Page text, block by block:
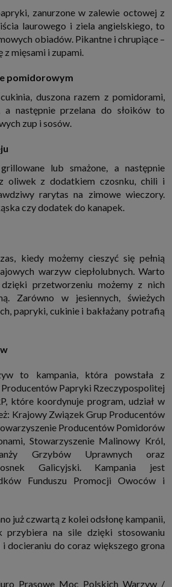
zanurzone w zalewie octowej z
laurowego i ziela angielskiego, to
obiadów. Pikantne i chrupiące –
z mięsami i zupami.
pomidorowym
duszona razem z pomidorami,
a następnie przelana do słoików to
zup i sosów.
grillowane lub smażone, a następnie
oliwek z dodatkiem czosnku, chili i
rarytas na zimowe wieczory.
czy dodatek do kanapek.
kiedy możemy cieszyć się pełnią
warzyw ciepłolubnych. Warto
przetworzeniu możemy z nich
Zarówno w jesiennych, świeżych
papryki, cukinie i bakłażany potrafią
to kampania, która powstała z
Papryki Rzeczypospolitej
które koordynuje program, udział w
Krajowy Związek Grup Producentów
Producentów Pomidorów
Stowarzyszenie Malinowy Król,
Grzybów Uprawnych oraz
Galicyjski. Kampania jest
Funduszu Promocji Owoców i
już czwartą z kolei odsłonę kampanii,
na sile dzięki stosowaniu
docieraniu do coraz większego grona
Prasowe Moc Polskich Warzyw /